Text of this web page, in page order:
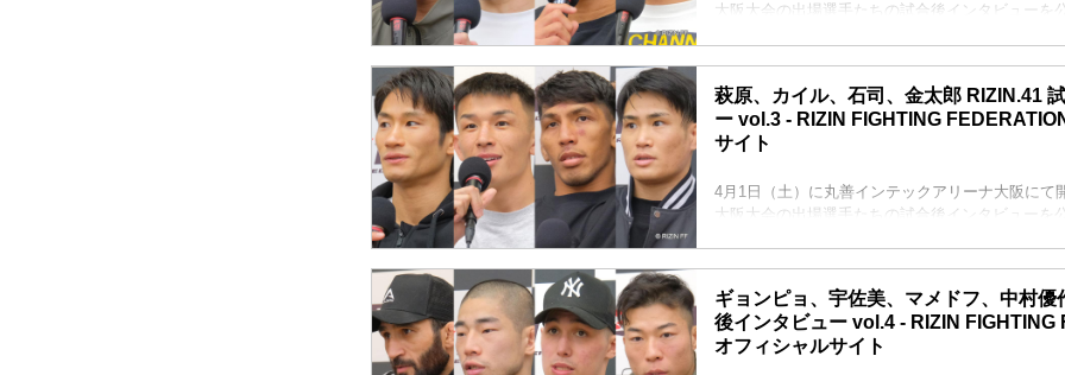
大阪大会の出場選手たちの試合後インタビューを
ーー3年ぶりの参戦でKO勝利、試合後の率直な感
けますか。
K太郎 いや、ホッとしましたね。やっぱりだいぶ
フィルターが自分にかかって、より緊張してい...
萩原、カイル、石司、金太郎 RIZIN.41
ー vol.3 - RIZIN FIGHTING
サイト
4月1日（土）に丸善インテックアリーナ大阪にて
大阪大会の出場選手たちの試合後インタビューを
萩原京平「強い選手とガンガン試合して実力を証
ーー連敗を脱出しました、率直な感想をお聞かせ
萩原 ひと安心ですね「やっと勝てたわ」って感じ
ーーバックを取られる場面も多々見られたと思う
ギョンピョ、宇佐美、マメドフ、中村優
後インタビュー vol.4 - RIZIN FIGHTING
オフィシャルサイト